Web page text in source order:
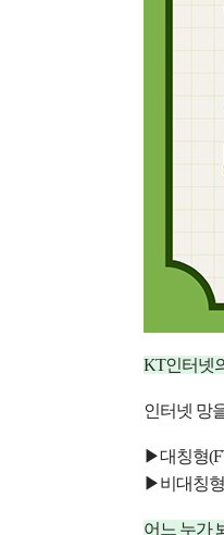
KT인터넷
인터넷 망
▶대칭형
▶비대칭
어느 누가